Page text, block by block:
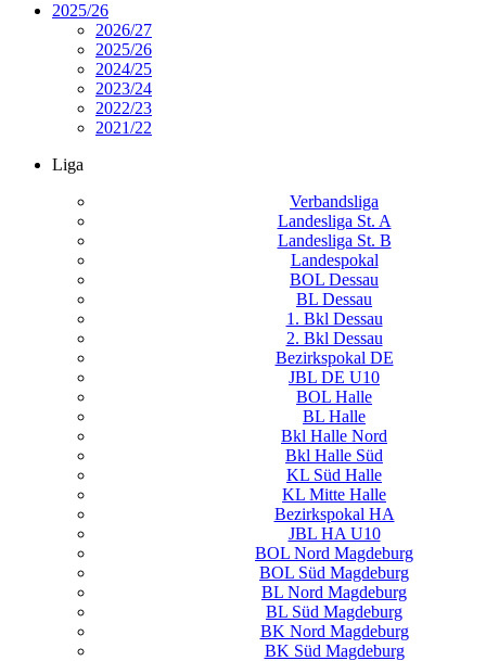
2025/26
2026/27
2025/26
2024/25
2023/24
2022/23
2021/22
Liga
Verbandsliga
Landesliga St. A
Landesliga St. B
Landespokal
BOL Dessau
BL Dessau
1. Bkl Dessau
2. Bkl Dessau
Bezirkspokal DE
JBL DE U10
BOL Halle
BL Halle
Bkl Halle Nord
Bkl Halle Süd
KL Süd Halle
KL Mitte Halle
Bezirkspokal HA
JBL HA U10
BOL Nord Magdeburg
BOL Süd Magdeburg
BL Nord Magdeburg
BL Süd Magdeburg
BK Nord Magdeburg
BK Süd Magdeburg